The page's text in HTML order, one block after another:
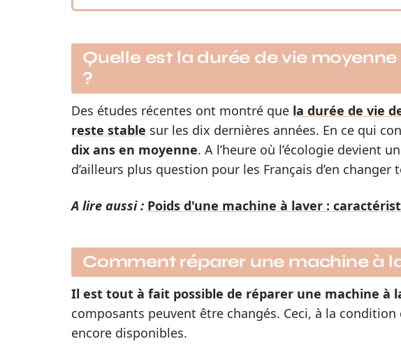
Quelle est la durée de vie
?
Des études récentes ont montré que la durée de vie
reste stable sur les dix dernières années. En ce qui
dix ans en moyenne. A l’heure où l’écologie devient
d’ailleurs plus question pour les Français d’en
A lire aussi : Poids d'une machine à laver :
Comment réparer une machine à
Il est tout à fait possible de réparer une machine à
composants peuvent être changés. Ceci, à la condition
encore disponibles.